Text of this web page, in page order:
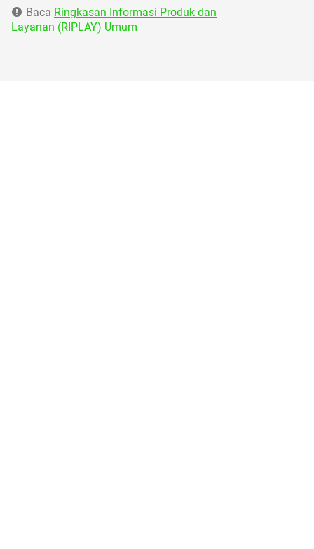
Baca Ringkasan Informasi Produk dan
Layanan (RIPLAY) Umum